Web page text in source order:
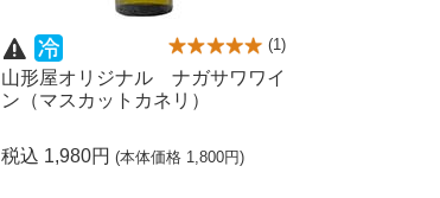
山形屋オリジナル ナガサワワイ
ン（マスカットカネリ）
税込 1,980円 (本体価格 1,800円)
(1)